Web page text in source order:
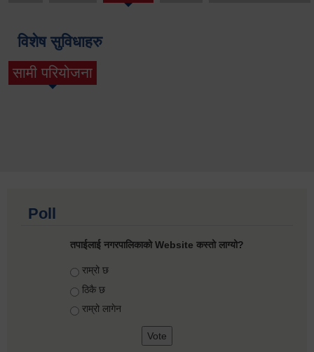
विशेष सुविधाहरु
सामी परियोजना
(active tab)
Poll
तपाईलाई नगरपालिकाको Website कस्तो लाग्यो?
Choices
राम्रो छ
ठिकै छ
राम्रो लागेन